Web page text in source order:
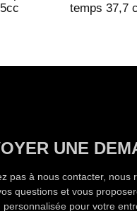
temps 37,7
UNE
pas à nous contacter, nous
questions et vous
personnalisée pour votre